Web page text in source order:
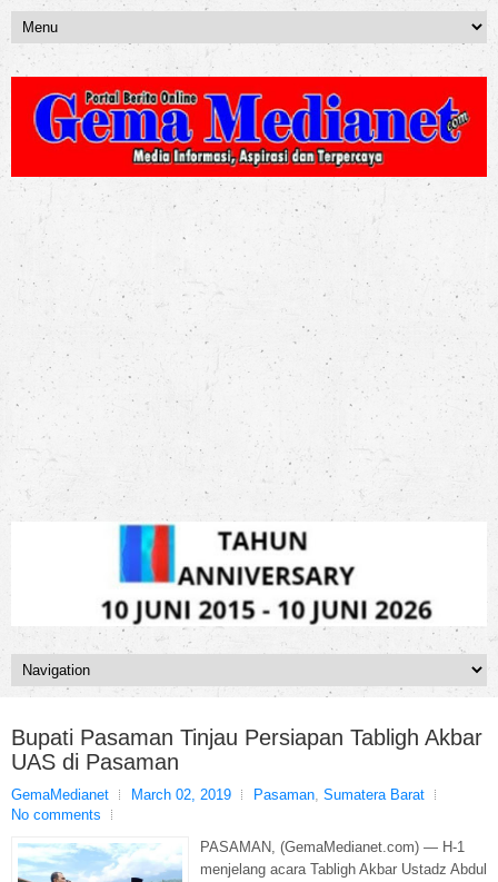
Bupati Pasaman Tinjau Persiapan Tabligh Akbar
UAS di Pasaman
GemaMedianet March 02, 2019 Pasaman, Sumatera Barat
No comments
PASAMAN, (GemaMedianet.com) — H-1
menjelang acara Tabligh Akbar Ustadz Abdul